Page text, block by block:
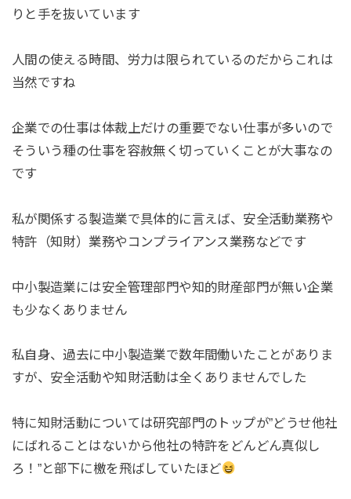
りと手を抜いています
人間の使える時間、労力は限られているのだからこれは
当然ですね
企業での仕事は体裁上だけの重要でない仕事が多いので
そういう種の仕事を容赦無く切っていくことが大事なの
です
私が関係する製造業で具体的に言えば、安全活動業務や
特許（知財）業務やコンプライアンス業務などです
中小製造業には安全管理部門や知的財産部門が無い企業
も少なくありません
私自身、過去に中小製造業で数年間働いたことがありま
すが、安全活動や知財活動は全くありませんでした
特に知財活動については研究部門のトップが”どうせ他社
にばれることはないから他社の特許をどんどん真似し
ろ！”と部下に檄を飛ばしていたほど